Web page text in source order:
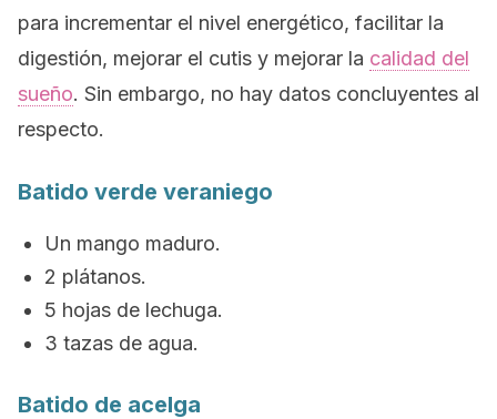
para incrementar el nivel energético, facilitar la
digestión, mejorar el cutis y mejorar la calidad del
sueño. Sin embargo, no hay datos concluyentes al
respecto.
Batido verde veraniego
Un mango maduro.
2 plátanos.
5 hojas de lechuga.
3 tazas de agua.
Batido de acelga